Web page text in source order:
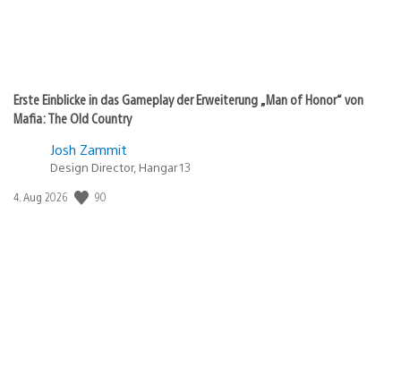
Erste Einblicke in das Gameplay der Erweiterung „Man of Honor“ von
Mafia: The Old Country
Josh Zammit
Design Director, Hangar 13
Veröffentlichungsdatum:
4. Aug 2026 90